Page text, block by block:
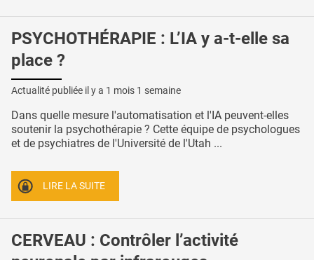
PSYCHOTHÉRAPIE : L’IA y a-t-elle sa
place ?
Actualité publiée il y a 1 mois 1 semaine
Dans quelle mesure l'automatisation et l'IA peuvent-elles
soutenir la psychothérapie ? Cette équipe de psychologues
et de psychiatres de l'Université de l'Utah ...
LIRE LA SUITE
CERVEAU : Contrôler l’activité